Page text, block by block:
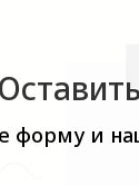
форму и